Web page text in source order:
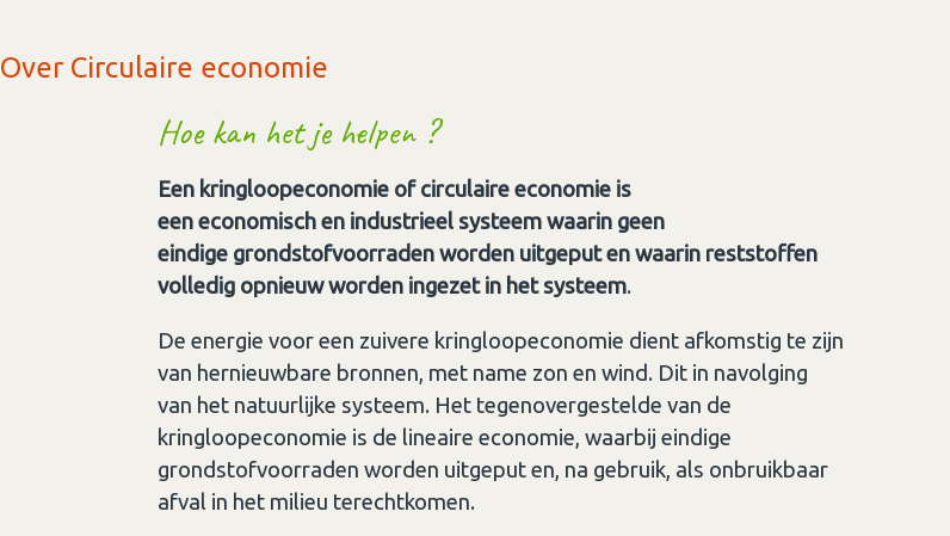
Over Circulaire economie
Hoe kan het je helpen ?
Een kringloopeconomie of circulaire economie is
een economisch en industrieel systeem waarin geen
eindige grondstofvoorraden worden uitgeput en waarin reststoffen
volledig opnieuw worden ingezet in het systeem.
De energie voor een zuivere kringloopeconomie dient afkomstig te zijn
van hernieuwbare bronnen, met name zon en wind. Dit in navolging
van het natuurlijke systeem. Het tegenovergestelde van de
kringloopeconomie is de lineaire economie, waarbij eindige
grondstofvoorraden worden uitgeput en, na gebruik, als onbruikbaar
afval in het milieu terechtkomen.